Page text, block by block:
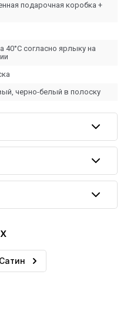
подарочная коробка +
40°C согласно ярлыку на
черно-белый в полоску
Сатин